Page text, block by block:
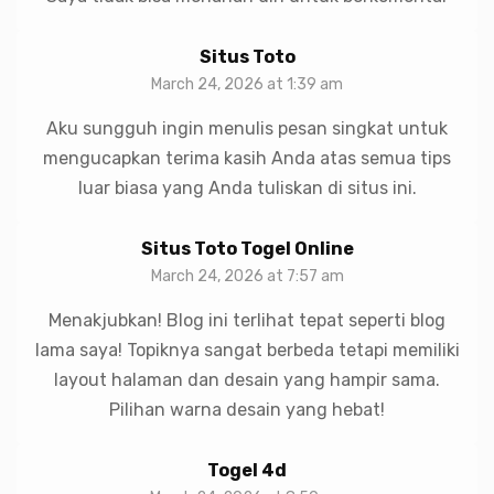
Situs Toto
March 24, 2026 at 1:39 am
Aku sungguh ingin menulis pesan singkat untuk
mengucapkan terima kasih Anda atas semua tips
luar biasa yang Anda tuliskan di situs ini.
Situs Toto Togel Online
March 24, 2026 at 7:57 am
Menakjubkan! Blog ini terlihat tepat seperti blog
lama saya! Topiknya sangat berbeda tetapi memiliki
layout halaman dan desain yang hampir sama.
Pilihan warna desain yang hebat!
Togel 4d